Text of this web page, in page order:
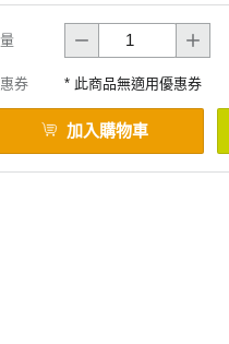
券 * 此商品無適用優惠券
加入購物車